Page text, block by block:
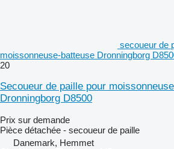
secoueur de
moissonneuse-batteuse Dronningborg
20
Secoueur de paille pour
Dronningborg D8500
Prix sur demande
Pièce détachée - secoueur de paille
Danemark, Hemmet